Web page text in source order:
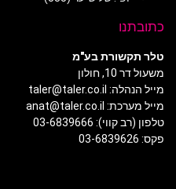
כתובתנו
טלר תקשורת בע"מ
משעול דר 10, חולון
מייל הנהלה: taler@taler.co.il
מייל מערכת: anat@taler.co.il
טלפון (רב קווי): 03-6839666
פקס: 03-6839626